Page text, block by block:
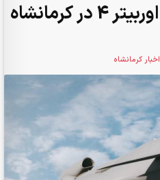
‌شکار پهپادی سپاه/ اوربیتر 4 در ‌کرمانشاه
اخبار کرمانشاه